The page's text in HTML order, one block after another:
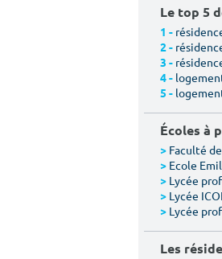
Le top 5
1 -
2 -
3 -
4 -
5 -
Écoles à
> Faculté
> Ecole
> Lycée
> Lycée
> Lycée
Les